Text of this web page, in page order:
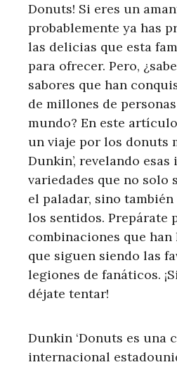
Donuts! Si eres un
probablemente ya has
las delicias que esta
para ofrecer. Pero,
sabores que han
de millones de
mundo? En este
un viaje por los donuts
Dunkin’, revelando
variedades que no solo
el paladar, sino
los sentidos. Prepárate
combinaciones que
que siguen siendo las
legiones de fanáticos.
déjate tentar!
Dunkin ‘Donuts es una
internacional